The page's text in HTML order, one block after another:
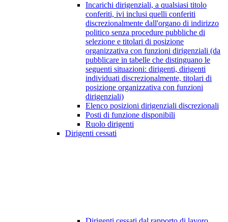
Incarichi dirigenziali, a qualsiasi titolo
conferiti, ivi inclusi quelli conferiti
discrezionalmente dall'organo di indirizzo
politico senza procedure pubbliche di
selezione e titolari di posizione
organizzativa con funzioni dirigenziali (da
pubblicare in tabelle che distinguano le
seguenti situazioni: dirigenti, dirigenti
individuati discrezionalmente, titolari di
posizione organizzativa con funzioni
dirigenziali)
Elenco posizioni dirigenziali discrezionali
Posti di funzione disponibili
Ruolo dirigenti
Dirigenti cessati